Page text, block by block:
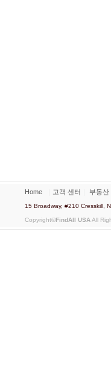
Home 고객 센터 부동산
15 Broadway, #210 Cresskill,
Copyright©FindAll USAAll